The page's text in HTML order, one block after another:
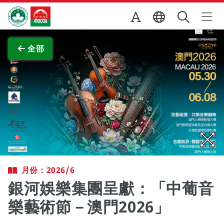
跳至主内容
澳門特別行政區政府旅遊局
全部
月份：2026/6
銀河娛樂集團呈獻：「中葡音
樂藝術節－澳門2026」